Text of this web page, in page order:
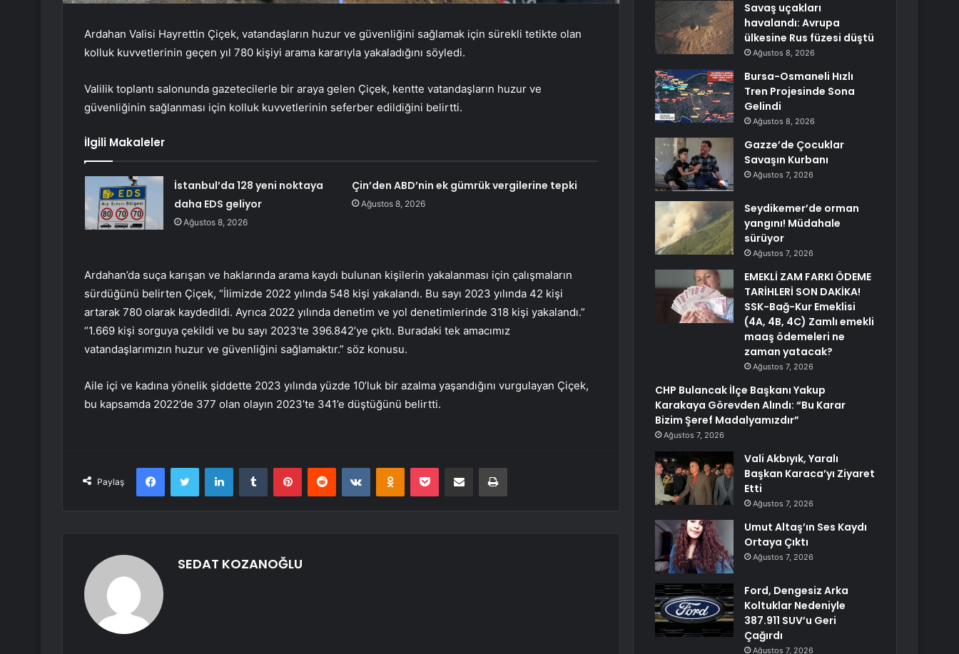
Ardahan Valisi Hayrettin Çiçek, vatandaşların huzur ve güvenliğini sağlamak için sürekli tetikte olan
kolluk kuvvetlerinin geçen yıl 780 kişiyi arama kararıyla yakaladığını söyledi.
Valilik toplantı salonunda gazetecilerle bir araya gelen Çiçek, kentte vatandaşların huzur ve
güvenliğinin sağlanması için kolluk kuvvetlerinin seferber edildiğini belirtti.
İlgili Makaleler
İstanbul’da 128 yeni noktaya
daha EDS geliyor
Ağustos 8, 2026
Çin’den ABD’nin ek gümrük vergilerine tepki
Ağustos 8, 2026
Ardahan’da suça karışan ve haklarında arama kaydı bulunan kişilerin yakalanması için çalışmaların
sürdüğünü belirten Çiçek, “İlimizde 2022 yılında 548 kişi yakalandı. Bu sayı 2023 yılında 42 kişi
artarak 780 olarak kaydedildi. Ayrıca 2022 yılında denetim ve yol denetimlerinde 318 kişi yakalandı.”
“1.669 kişi sorguya çekildi ve bu sayı 2023’te 396.842’ye çıktı. Buradaki tek amacımız
vatandaşlarımızın huzur ve güvenliğini sağlamaktır.” söz konusu.
Aile içi ve kadına yönelik şiddette 2023 yılında yüzde 10’luk bir azalma yaşandığını vurgulayan Çiçek,
bu kapsamda 2022’de 377 olan olayın 2023’te 341’e düştüğünü belirtti.
Paylaş
FacebookTwitter LinkedInTumblr PinterestReddit VKontakteOdnoklassniki
Pocket E-Posta ile paylaş Yazdır
SEDAT KOZANOĞLU
Savaş uçakları
havalandı: Avrupa
ülkesine Rus füzesi düştü
Ağustos 8, 2026
Bursa-Osmaneli Hızlı
Tren Projesinde Sona
Gelindi
Ağustos 8, 2026
Gazze’de Çocuklar
Savaşın Kurbanı
Ağustos 7, 2026
Seydikemer’de orman
yangını! Müdahale
sürüyor
Ağustos 7, 2026
EMEKLİ ZAM FARKI ÖDEME
TARİHLERİ SON DAKİKA!
SSK-Bağ-Kur Emeklisi
(4A, 4B, 4C) Zamlı emekli
maaş ödemeleri ne
zaman yatacak?
Ağustos 7, 2026
CHP Bulancak İlçe Başkanı Yakup
Karakaya Görevden Alındı: “Bu Karar
Bizim Şeref Madalyamızdır”
Ağustos 7, 2026
Vali Akbıyık, Yaralı
Başkan Karaca’yı Ziyaret
Etti
Ağustos 7, 2026
Umut Altaş’ın Ses Kaydı
Ortaya Çıktı
Ağustos 7, 2026
Ford, Dengesiz Arka
Koltuklar Nedeniyle
387.911 SUV’u Geri
Çağırdı
Ağustos 7, 2026